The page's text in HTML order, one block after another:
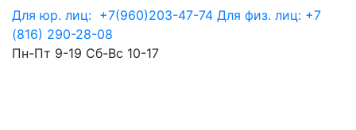
Для юр. лиц: +7(960)203-47-74 Для физ. лиц: +7
(816) 290-28-08
Пн-Пт 9-19 Сб-Вс 10-17